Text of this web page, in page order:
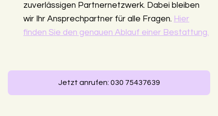
zuverlässigen Partnernetzwerk. Dabei bleiben
wir Ihr Ansprechpartner für alle Fragen. Hier
finden Sie den genauen Ablauf einer Bestattung.
Jetzt anrufen: 030 75437639